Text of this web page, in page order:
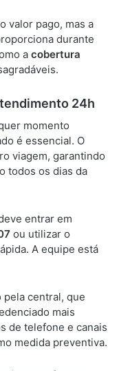
valor pago, mas a
durante
a cobertura
24h
momento
é essencial. O
viagem, garantindo
todos os dias da
entrar em
ou utilizar o
A equipe está
pela central, que
mais
de telefone e canais
medida preventiva.